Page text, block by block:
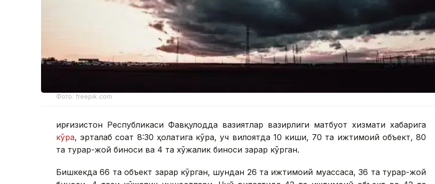
Фото: freepik.com
Қирғизистон Республикаси Фавқулодда вазиятлар вазирлиги матбуот хизмати хабарига
кўра, эрталаб соат 8:30 ҳолатига кўра, уч вилоятда 10 киши, 70 та ижтимоий объект, 80
та турар-жой биноси ва 4 та хўжалик биноси зарар кўрган.
Бишкекда 66 та объект зарар кўрган, шундан 26 та ижтимоий муассаса, 36 та турар-жой